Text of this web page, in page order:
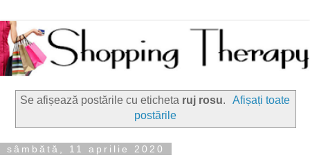
Se afișează postările cu eticheta ruj rosu.
Afișați toate
postările
sâmbătă, 11 aprilie 2020